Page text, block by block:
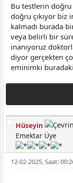
Bu testlerin doğru
doğru çıkıyor biz
kalmadı burada
veya belirli bir
inanıyoruz
diyor gerçekten
eminimki
Hüseyin
Emektar Üye
12-02-2025, Saat: